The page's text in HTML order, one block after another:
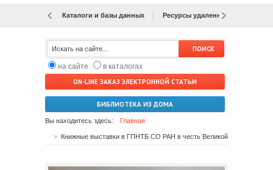
Каталоги и базы данных Ресурсы удаленного доступа
на сайте
в каталогах
ON-LINE ЗАКАЗ ЭЛЕКТРОННОЙ СТАТЬИ
БИБЛИОТЕКА ИЗ ДОМА
Вы находитесь здесь: Главная